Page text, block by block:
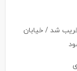
شد / خیابان